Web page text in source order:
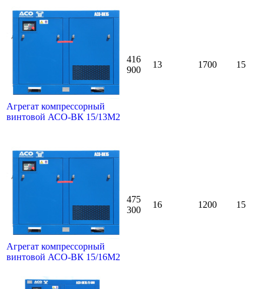
Агрегат компрессорный
винтовой АСО-ВК 15/13М2
416
900
13 1700 15
Агрегат компрессорный
винтовой АСО-ВК 15/16М2
475
300
16 1200 15